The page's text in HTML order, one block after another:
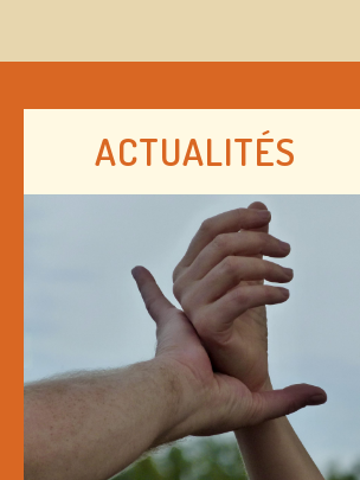
ACTUALITÉS